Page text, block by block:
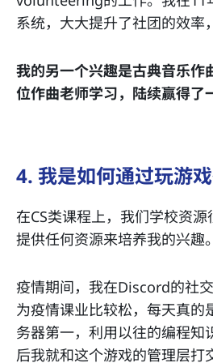
系统，大大提升了社团的效率
我的另一个兴趣是古典音乐作
位作曲老师学习，陆续赢得了
4. 我是如何通过玩游戏
在CS类课程上，我们学校资
提供任何资源来培养我的兴趣。
疫情期间，我在Discord的社
为疫情课业比较松，每天真的
务器第一，利用以往的编程知
后我就和这个游戏的管理层